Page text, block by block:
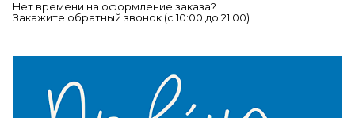
Нет времени на оформление заказа?
Закажите обратный звонок (c 10:00 до 21:00)